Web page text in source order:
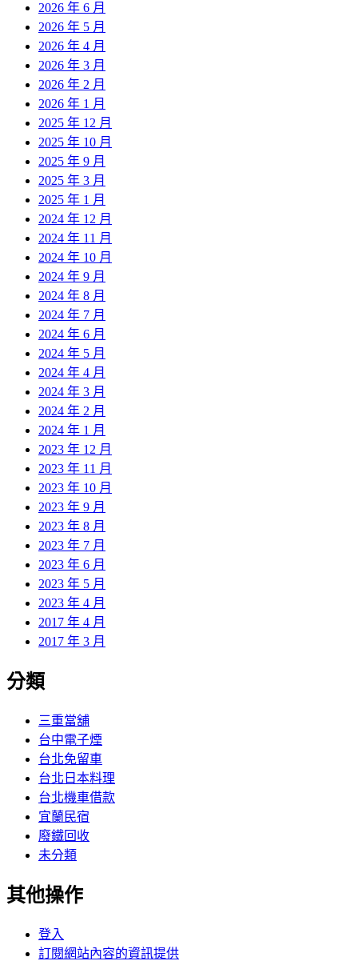
2026 年 6 月
2026 年 5 月
2026 年 4 月
2026 年 3 月
2026 年 2 月
2026 年 1 月
2025 年 12 月
2025 年 10 月
2025 年 9 月
2025 年 3 月
2025 年 1 月
2024 年 12 月
2024 年 11 月
2024 年 10 月
2024 年 9 月
2024 年 8 月
2024 年 7 月
2024 年 6 月
2024 年 5 月
2024 年 4 月
2024 年 3 月
2024 年 2 月
2024 年 1 月
2023 年 12 月
2023 年 11 月
2023 年 10 月
2023 年 9 月
2023 年 8 月
2023 年 7 月
2023 年 6 月
2023 年 5 月
2023 年 4 月
2017 年 4 月
2017 年 3 月
分類
三重當舖
台中電子煙
台北免留車
台北日本料理
台北機車借款
宜蘭民宿
廢鐵回收
未分類
其他操作
登入
訂閱網站內容的資訊提供